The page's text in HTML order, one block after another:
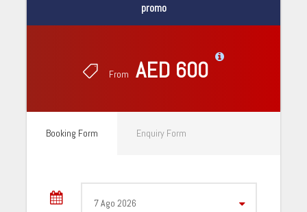
promo
From AED 600
Booking Form Enquiry Form